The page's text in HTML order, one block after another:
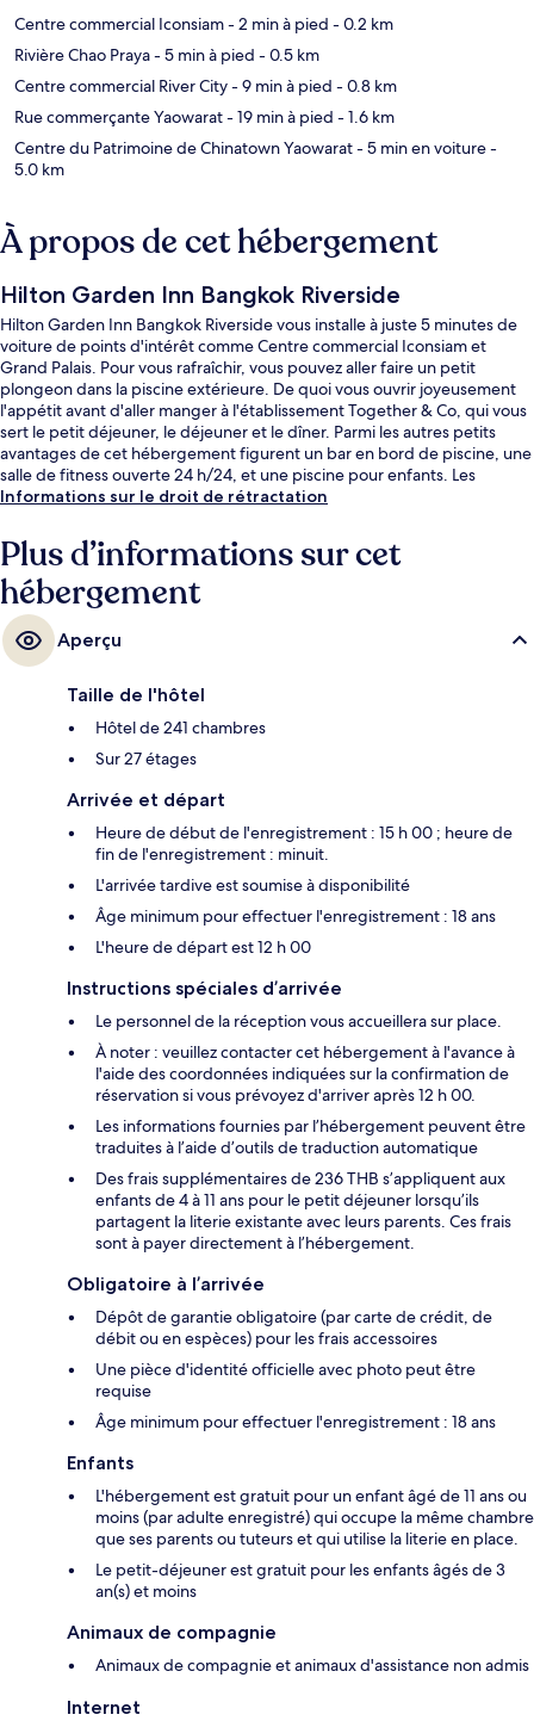
Centre commercial Iconsiam- 2 min à pied - 0.2 km
Rivière Chao Praya- 5 min à pied - 0.5 km
Centre commercial River City- 9 min à pied - 0.8 km
Rue commerçante Yaowarat- 19 min à pied - 1.6 km
Centre du Patrimoine de Chinatown Yaowarat- 5 min en voiture-
5.0 km
À propos de cet hébergement
Hilton Garden Inn Bangkok Riverside
Hilton Garden Inn Bangkok Riverside vous installe à juste 5 minutes de
voiture de points d'intérêt comme Centre commercial Iconsiam et
Grand Palais. Pour vous rafraîchir, vous pouvez aller faire un petit
plongeon dans la piscine extérieure. De quoi vous ouvrir joyeusement
l'appétit avant d'aller manger à l'établissement Together & Co, qui vous
sert le petit déjeuner, le déjeuner et le dîner. Parmi les autres petits
avantages de cet hébergement figurent un bar en bord de piscine, une
salle de fitness ouverte 24 h/24, et une piscine pour enfants. Les
transports publics se situent à une courte distance à pied : Station
Informations sur le droit de rétractation
Plus d’informations sur cet
hébergement
Aperçu
Taille de l'hôtel
Hôtel de 241 chambres
Sur 27 étages
Arrivée et départ
Heure de début de l'enregistrement : 15 h 00 ; heure de
fin de l'enregistrement : minuit.
L'arrivée tardive est soumise à disponibilité
Âge minimum pour effectuer l'enregistrement : 18 ans
L'heure de départ est 12 h 00
Instructions spéciales d’arrivée
Le personnel de la réception vous accueillera sur place.
À noter : veuillez contacter cet hébergement à l'avance à
l'aide des coordonnées indiquées sur la confirmation de
réservation si vous prévoyez d'arriver après 12 h 00.
Les informations fournies par l’hébergement peuvent être
traduites à l’aide d’outils de traduction automatique
Des frais supplémentaires de 236 THB s’appliquent aux
enfants de 4 à 11 ans pour le petit déjeuner lorsqu’ils
partagent la literie existante avec leurs parents. Ces frais
sont à payer directement à l’hébergement.
Obligatoire à l’arrivée
Dépôt de garantie obligatoire (par carte de crédit, de
débit ou en espèces) pour les frais accessoires
Une pièce d'identité officielle avec photo peut être
requise
Âge minimum pour effectuer l'enregistrement : 18 ans
Enfants
L'hébergement est gratuit pour un enfant âgé de 11 ans ou
moins (par adulte enregistré) qui occupe la même chambre
que ses parents ou tuteurs et qui utilise la literie en place.
Le petit-déjeuner est gratuit pour les enfants âgés de 3
an(s) et moins
Animaux de compagnie
Animaux de compagnie et animaux d'assistance non admis
Internet